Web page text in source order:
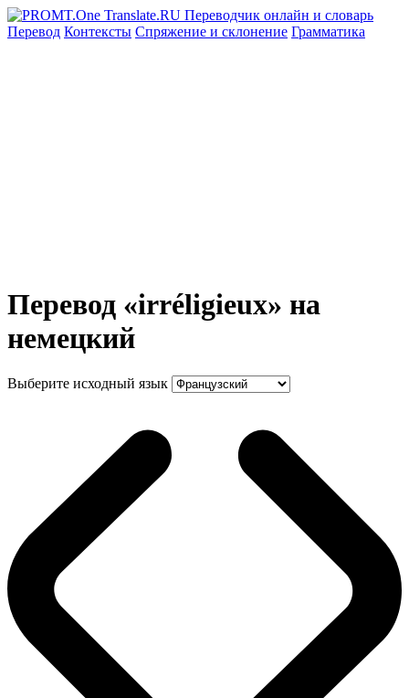
Перевод Контексты Спряжение и склонение Грамматика
Перевод «irréligieux» на
немецкий
Выберите исходный язык